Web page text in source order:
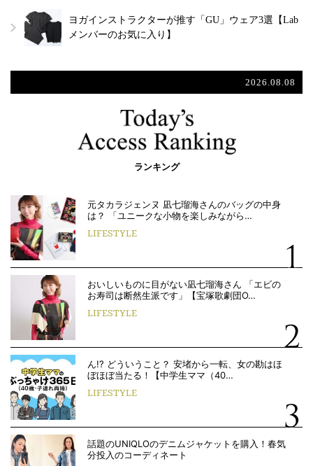
ヨガインストラクターが推す「GU」ウェア3選【Lab
メンバーのお気に入り】
2026.08.08
ランキング
元タカラジェンヌ 凪七瑠海さんのバッグの中身
は？ 「ユニークな小物を楽しみながら…
LIFESTYLE
おいしいものに目がない凪七瑠海さん 「エビの
お寿司は断然生派です」【宝塚歌劇団O…
LIFESTYLE
ん!? どういうこと？ 安堵から一転、女の勘はほ
ぼほぼ当たる！【中学生ママ（40…
LIFESTYLE
話題のUNIQLOのデニムジャケットを購入！春気
分投入のコーディネート